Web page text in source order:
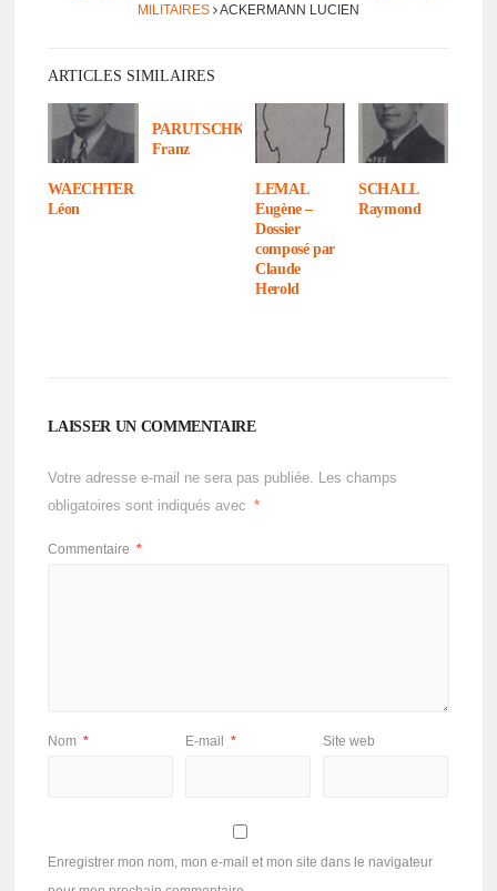
MILITAIRES ACKERMANN LUCIEN
ARTICLES SIMILAIRES
WAECHTER
Léon
PARUTSCHKA
Franz
LEMAL
Eugène –
Dossier
composé par
Claude
Herold
SCHALL
Raymond
LAISSER UN COMMENTAIRE
Votre adresse e-mail ne sera pas publiée. Les champs
obligatoires sont indiqués avec
*
Commentaire *
Nom * E-mail * Site web
Enregistrer mon nom, mon e-mail et mon site dans le navigateur